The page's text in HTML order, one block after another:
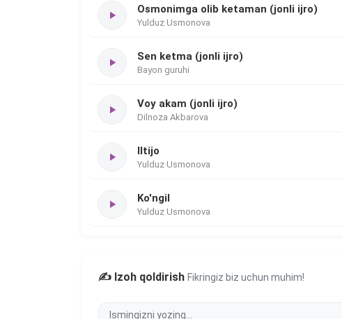
Osmonimga olib ketaman (jonli ijro)
Yulduz Usmonova
Sen ketma (jonli ijro)
Bayon guruhi
Voy akam (jonli ijro)
Dilnoza Akbarova
Iltijo
Yulduz Usmonova
Ko'ngil
Yulduz Usmonova
✍️ Izoh qoldirish Fikringiz biz uchun muhim!